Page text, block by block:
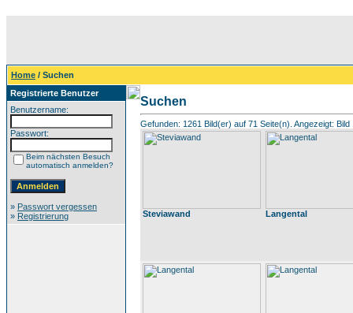
Home / Suchen
Registrierte Benutzer
Benutzername:
Passwort:
Beim nächsten Besuch
automatisch anmelden?
» Passwort vergessen
» Registrierung
Suchen
Gefunden: 1261 Bild(er) auf 71 Seite(n). Angezeigt: Bild
Steviawand Langental